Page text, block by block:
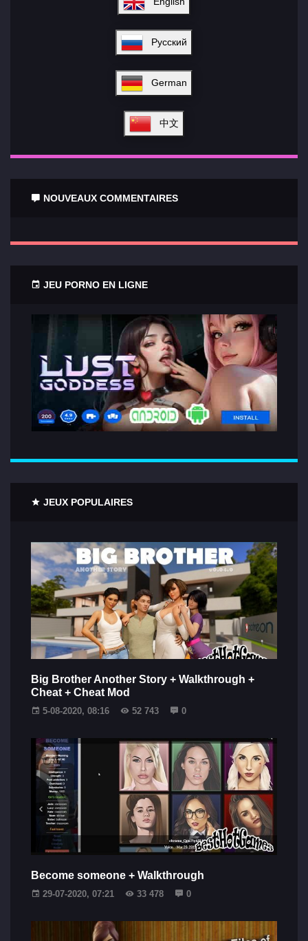
Русский
German
中文
NOUVEAUX COMMENTAIRES
JEU PORNO EN LIGNE
JEUX POPULAIRES
Big Brother Another Story + Walkthrough +
Cheat + Cheat Mod
5-08-2020, 08:16 52 743 0
Become someone + Walkthrough
29-07-2020, 07:21 33 478 0